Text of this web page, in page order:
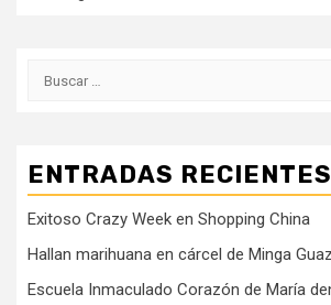
Buscar:
ENTRADAS RECIENTES
Exitoso Crazy Week en Shopping China
Hallan marihuana en cárcel de Minga
Escuela Inmaculado Corazón de María